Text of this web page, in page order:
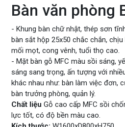
Bàn văn phòng
- Khung bàn chữ nhật, thép sơn
bàn sắt hộp 25x50 chắc chắn,
mối mọt, cong vênh, tuổi thọ cao.
- Mặt bàn gỗ MFC màu sồi sáng,
sáng sang trọng, ấn tượng với
khác nhau như: bàn làm việc đơn,
bàn trưởng phòng, quản lý.
Chất liệu Gỗ cao cấp MFC sồi
lực tốt, có độ bền màu cao.